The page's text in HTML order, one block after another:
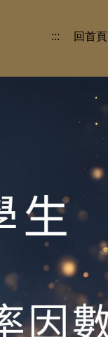
::: 回首頁